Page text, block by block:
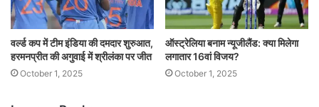
वर्ल्ड कप में टीम इंडिया की दमदार शुरुआत,
हरमनप्रीत की अगुवाई में श्रीलंका पर जीत
October 1, 2025
ऑस्ट्रेलिया बनाम न्यूजीलैंड: क्या मिलेगा
लगातार 16वां विजय?
October 1, 2025